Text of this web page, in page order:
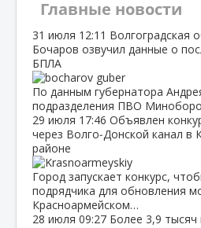
Главные новости
31 июля 12:11 Волгоградская
Бочаров озвучил данные о
БПЛА
По данным губернатора
подразделения ПВО
29 июля 17:46 Объявлен
через Волго‑Донской канал в
районе
Город запускает конкурс,
подрядчика для обновления
Красноармейском…
28 июля 09:27 Более 3,9 тысяч